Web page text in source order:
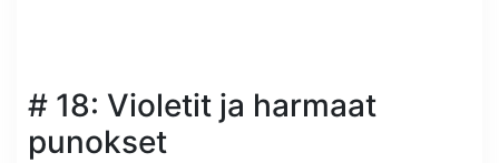
# 18: Violetit ja harmaat
punokset